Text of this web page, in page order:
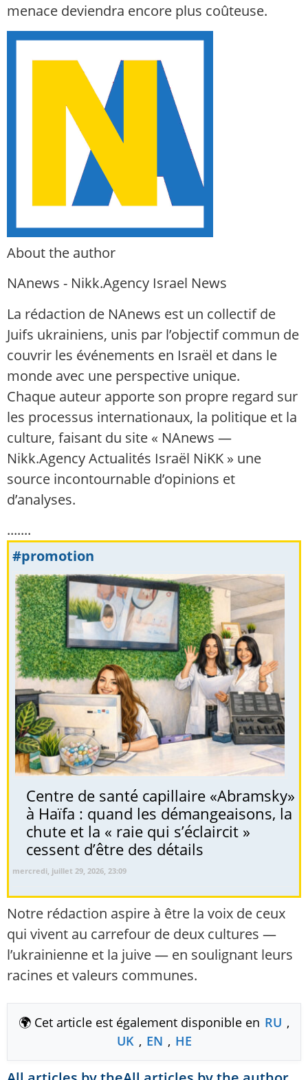
menace deviendra encore plus coûteuse.
About the author
NAnews - Nikk.Agency Israel News
La rédaction de NAnews est un collectif de
Juifs ukrainiens, unis par l’objectif commun de
couvrir les événements en Israël et dans le
monde avec une perspective unique.
Chaque auteur apporte son propre regard sur
les processus internationaux, la politique et la
culture, faisant du site « NAnews —
Nikk.Agency Actualités Israël NiKK » une
source incontournable d’opinions et
d’analyses.
.......
#promotion
Centre de santé capillaire «Abramsky»
à Haïfa : quand les démangeaisons, la
chute et la « raie qui s’éclaircit »
cessent d’être des détails
mercredi, juillet 29, 2026, 23:09
Notre rédaction aspire à être la voix de ceux
qui vivent au carrefour de deux cultures —
l’ukrainienne et la juive — en soulignant leurs
racines et valeurs communes.
🌍 Cet article est également disponible en RU ,
UK , EN , HE